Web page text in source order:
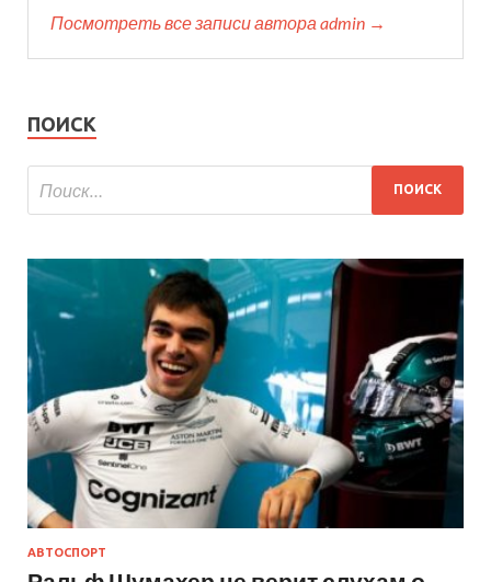
Посмотреть все записи автора admin →
ПОИСК
АВТОСПОРТ